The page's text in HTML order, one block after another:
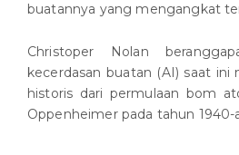
buatannya yang mengangkat
Christoper Nolan
kecerdasan buatan (AI) saat
historis dari permulaan bom
Oppenheimer pada tahun 1940-